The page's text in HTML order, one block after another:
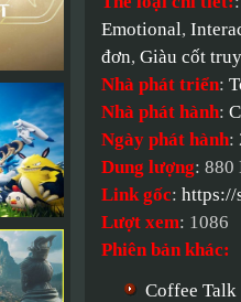
Emotional,
đơn, Giàu cốt
Nhà phát triển:
Nhà phát hành:
Ngày phát hành:
Dung lượng: 880
Link gốc: https://
Lượt xem: 1086
Phiên bản khác:
Coffee Talk